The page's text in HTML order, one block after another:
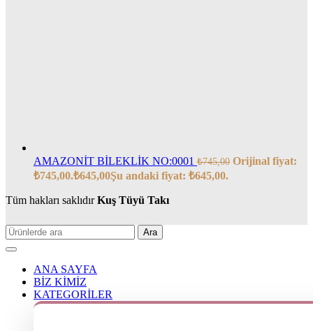
AMAZONİT BİLEKLİK NO:0001 ₺745,00 Orijinal fiyat:
₺745,00.₺645,00Şu andaki fiyat: ₺645,00.
Tüm hakları saklıdırKuş Tüyü Takı
Ara
ANA SAYFA
BİZ KİMİZ
KATEGORİLER